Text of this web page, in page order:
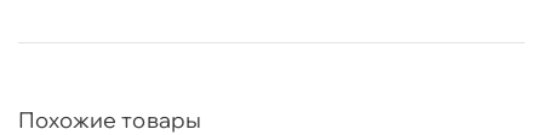
Похожие товары